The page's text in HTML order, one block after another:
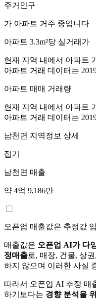
주거인구
가 아파트 거주 중입니다
아파트 3.3m²당 실거래가
현재 지역 내에서 아파트
아파트 거래 데이터는
아파트 매매 거래량
현재 지역 내에서 아파트
아파트 거래 데이터는
남천면 지역정보 상세
접기
남천면 매출
약 4억 9,186만
오픈업 매출값은 추정값
매출값은 오픈업 AI가 다
정매출로, 매장, 건물, 상
하지 않으며 이러한 사실
따라서 오픈업 AI 추정 매
하기보다는 경향 분석을